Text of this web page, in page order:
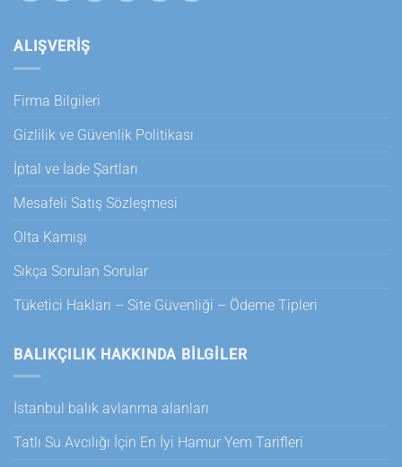
ALIŞVERİŞ
Firma Bilgileri
Gizlilik ve Güvenlik Politikası
İptal ve İade Şartları
Mesafeli Satış Sözleşmesi
Olta Kamışı
Sıkça Sorulan Sorular
Tüketici Hakları – Site Güvenliği – Ödeme Tipleri
BALIKÇILIK HAKKINDA BILGILER
İstanbul balık avlanma alanları
Tatlı Su Avcılığı İçin En İyi Hamur Yem Tarifleri